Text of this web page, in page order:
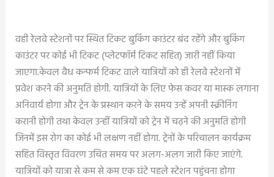
वही रेलवे स्टेशनों पर स्थित टिकट बुकिंग काउंटर बंद रहेंगे और बुकिंग
काउंटर पर कोई भी टिकट (प्लेटफॉर्म टिकट सहित) जारी नहीं किया
जाएगा.केवल वैध कन्फर्म टिकट वाले यात्रियों को ही रेलवे स्टेशनों में
प्रवेश करने की अनुमति होगी. यात्रियों के लिए फेस कवर या मास्‍क लगाना
अनिवार्य होगा और ट्रेन के प्रस्थान करने के समय उन्‍हें अपनी स्क्रीनिंग
करानी होगी तथा केवल उन्‍हीं यात्रियों को ट्रेन में चढ़ने की अनुमति होगी
जिनमें इस रोग का कोई भी लक्षण नहीं होगा. ट्रेनों के परिचालन कार्यक्रम
सहित विस्तृत विवरण उचित समय पर अलग-अलग जारी किए जाएंगे.
यात्रियों को यात्रा से कम से कम एक घंटे पहले स्टेशन पहुंचना होगा